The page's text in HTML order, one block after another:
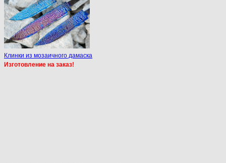
Клинки из мозаичного дамаска
Изготовление на заказ!